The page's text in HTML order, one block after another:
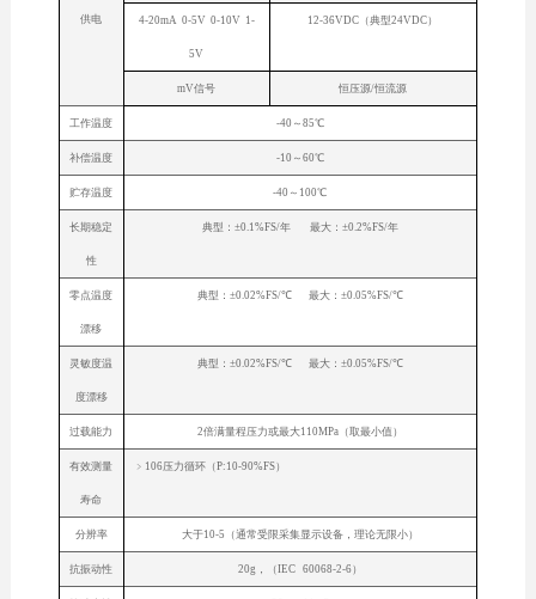
供电 4-20mA 0-5V 0-10V 1-
5V
12-36VDC（典型24VDC）
mV信号 恒压源/恒流源
工作温度 -40～85℃
补偿温度 -10～60℃
贮存温度 -40～100℃
长期稳定
性
典型：±0.1%FS/年 最大：±0.2%FS/年
零点温度
漂移
典型：±0.02%FS/℃ 最大：±0.05%FS/℃
灵敏度温
度漂移
典型：±0.02%FS/℃ 最大：±0.05%FS/℃
过载能力 2倍满量程压力或最大110MPa（取最小值）
有效测量
寿命
﹥106压力循环（P:10-90%FS）
分辨率 大于10-5（通常受限采集显示设备，理论无限小）
抗振动性 20g，（IEC 60068-2-6）